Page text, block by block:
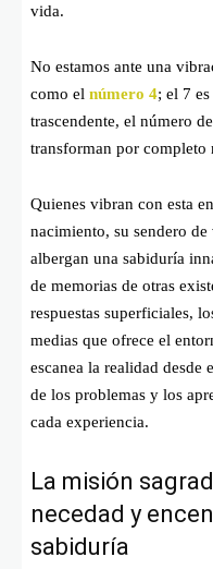
vida.
No estamos ante una
como el número 4; el 7
trascendente, el número
transforman por completo
Quienes vibran con esta
nacimiento, su sendero
albergan una sabiduría
de memorias de otras
respuestas superficiales,
medias que ofrece el
escanea la realidad
de los problemas y los
cada experiencia.
La misión
necedad y
sabiduría